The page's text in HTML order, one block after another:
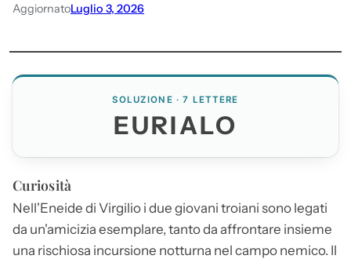
AggiornatoLuglio 3, 2026
SOLUZIONE · 7 LETTERE
EURIALO
Curiosità
Nell'Eneide di Virgilio i due giovani troiani sono legati
da un'amicizia esemplare, tanto da affrontare insieme
una rischiosa incursione notturna nel campo nemico. Il